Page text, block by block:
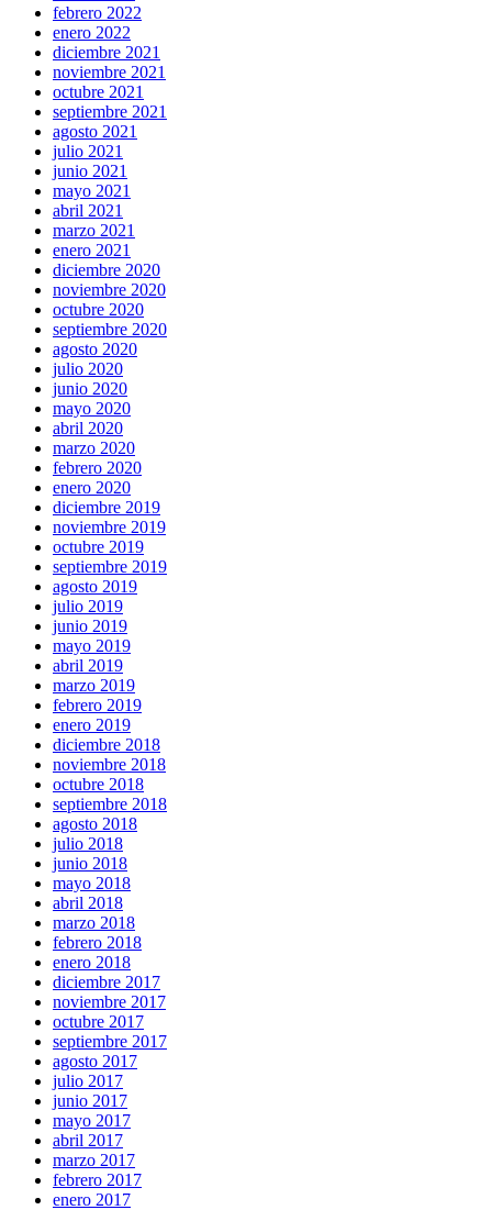
febrero 2022
enero 2022
diciembre 2021
noviembre 2021
octubre 2021
septiembre 2021
agosto 2021
julio 2021
junio 2021
mayo 2021
abril 2021
marzo 2021
enero 2021
diciembre 2020
noviembre 2020
octubre 2020
septiembre 2020
agosto 2020
julio 2020
junio 2020
mayo 2020
abril 2020
marzo 2020
febrero 2020
enero 2020
diciembre 2019
noviembre 2019
octubre 2019
septiembre 2019
agosto 2019
julio 2019
junio 2019
mayo 2019
abril 2019
marzo 2019
febrero 2019
enero 2019
diciembre 2018
noviembre 2018
octubre 2018
septiembre 2018
agosto 2018
julio 2018
junio 2018
mayo 2018
abril 2018
marzo 2018
febrero 2018
enero 2018
diciembre 2017
noviembre 2017
octubre 2017
septiembre 2017
agosto 2017
julio 2017
junio 2017
mayo 2017
abril 2017
marzo 2017
febrero 2017
enero 2017